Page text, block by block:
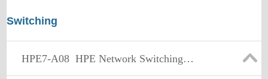
Switching
HPE7-A08 HPE Network Switching Professional Exam